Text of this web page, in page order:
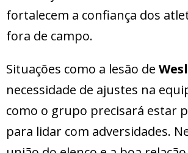
fortalecem a confiança dos
fora de campo.
Situações como a lesão de
necessidade de ajustes na
como o grupo precisará estar
para lidar com adversidades.